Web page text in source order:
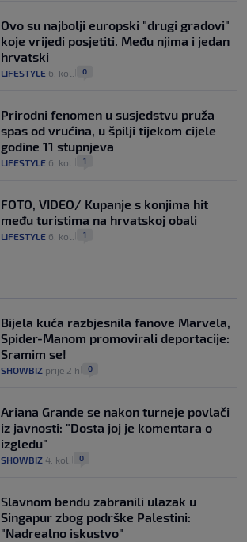
Ovo su najbolji europski "drugi gradovi"
koje vrijedi posjetiti. Među njima i jedan
hrvatski
LIFESTYLE 6. kol. 0
Prirodni fenomen u susjedstvu pruža
spas od vrućina, u špilji tijekom cijele
godine 11 stupnjeva
LIFESTYLE 6. kol. 1
FOTO, VIDEO/ Kupanje s konjima hit
među turistima na hrvatskoj obali
LIFESTYLE 6. kol. 1
Bijela kuća razbjesnila fanove Marvela,
Spider-Manom promovirali deportacije:
Sramim se!
SHOWBIZ prije 2 h 0
Ariana Grande se nakon turneje povlači
iz javnosti: "Dosta joj je komentara o
izgledu"
SHOWBIZ 4. kol. 0
Slavnom bendu zabranili ulazak u
Singapur zbog podrške Palestini:
"Nadrealno iskustvo"